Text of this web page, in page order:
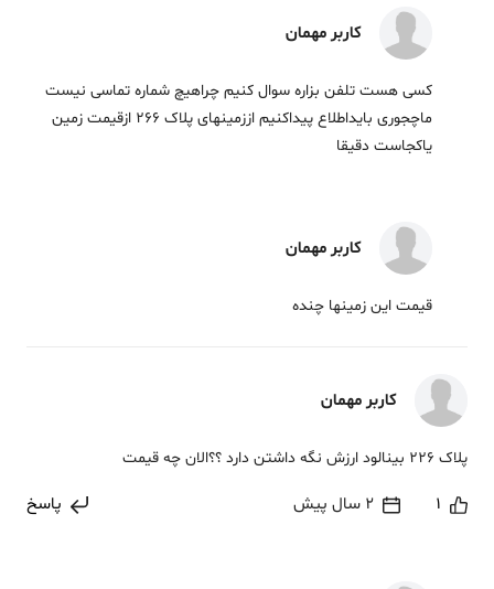
کاربر مهمان
کسی هست تلفن بزاره سوال کنیم چراهیچ شماره تماسی نیست
ماچجوری بایداطلاع پیداکنیم اززمینهای پلاک 266 ازقیمت زمین
یاکجاست دقیقا
کاربر مهمان
قیمت این زمینها چنده
کاربر مهمان
پلاک 226 بینالود ارزش نگه داشتن دارد ؟؟الان چه قیمت
1 2 سال پیش پاسخ